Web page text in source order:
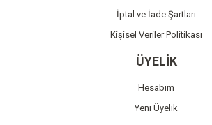
İptal ve İade Şartları
Kişisel Veriler Politikası
ÜYELİK
Hesabım
Yeni Üyelik